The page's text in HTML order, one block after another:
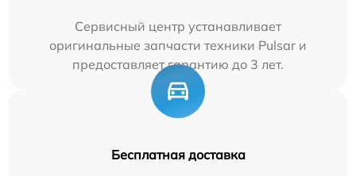
Сервисный центр устанавливает
оригинальные запчасти техники Pulsar и
предоставляет гарантию до 3 лет.
Бесплатная доставка